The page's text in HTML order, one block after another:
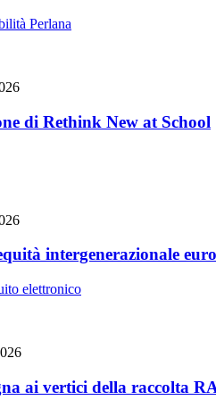
di Rethink New at School
intergenerazionale
ai vertici della raccolta